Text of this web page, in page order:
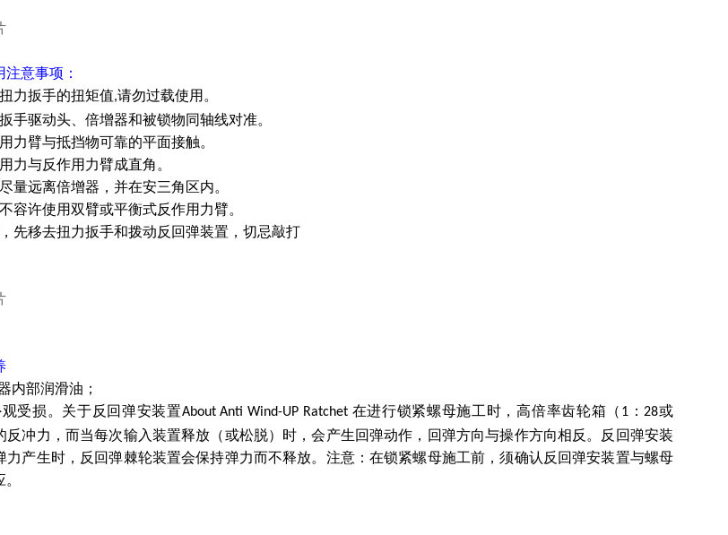
注意事项：
力扳手的扭矩值,请勿过载使用。
手驱动头、倍增器和被锁物同轴线对准。
力臂与抵挡物可靠的平面接触。
力与反作用力臂成直角。
量远离倍增器，并在安三角区内。
容许使用双臂或平衡式反作用力臂。
先移去扭力扳手和拨动反回弹装置，切忌敲打
内部润滑油；
受损。关于反回弹安装置About Anti Wind-UP Ratchet 在进行锁紧螺母施工时，高倍率齿轮箱（ 1 ： 28或
反冲力，而当每次输入装置释放（或松脱）时，会产生回弹动作，回弹方向与操作方向相反。反回弹安装
力产生时，反回弹棘轮装置会保持弹力而不释放。注意：在锁紧螺母施工前，须确认反回弹安装置与螺母